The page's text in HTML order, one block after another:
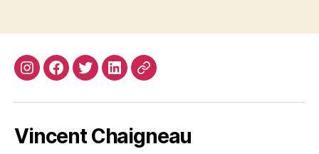
InstagramFacebook
TwitterLinkedin
Site
Vincent Chaigneau